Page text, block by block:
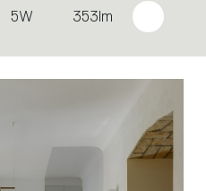
5W 353lm